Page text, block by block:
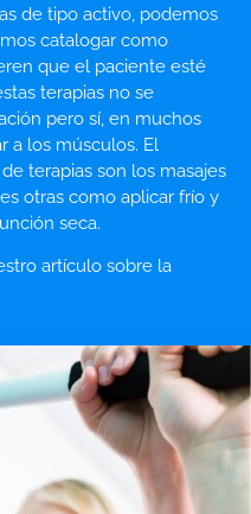
de tipo activo, podemos
catalogar como
que el paciente esté
terapias no se
pero sí, en muchos
a los músculos. El
terapias son los masajes
otras como aplicar frío y
seca.
artículo sobre la